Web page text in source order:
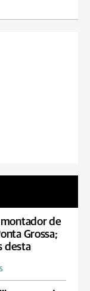
de
Grossa;
desta